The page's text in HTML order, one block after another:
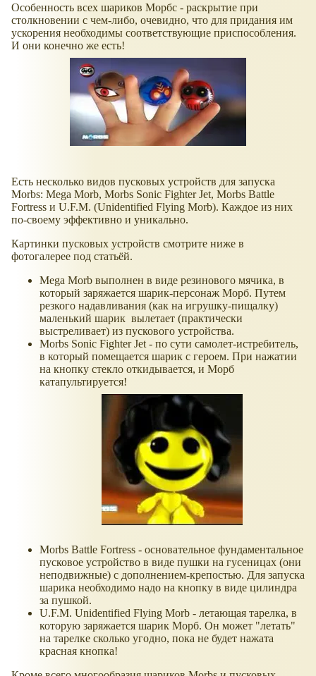
Особенность всех шариков Морбс - раскрытие при
столкновении с чем-либо, очевидно, что для придания им
ускорения необходимы соответствующие приспособления.
И они конечно же есть!
Есть несколько видов пусковых устройств для запуска
Morbs: Mega Morb, Morbs Sonic Fighter Jet, Morbs Battle
Fortress и U.F.M. (Unidentified Flying Morb). Каждое из них
по-своему эффективно и уникально.
Картинки пусковых устройств смотрите ниже в
фотогалерее под статьёй.
Mega Morb выполнен в виде резинового мячика, в
который заряжается шарик-персонаж Морб. Путем
резкого надавливания (как на игрушку-пищалку)
маленький шарик вылетает (практически
выстреливает) из пускового устройства.
Morbs Sonic Fighter Jet - по сути самолет-истребитель,
в который помещается шарик с героем. При нажатии
на кнопку стекло откидывается, и Морб
катапультируется!
Morbs Battle Fortress - основательное фундаментальное
пусковое устройство в виде пушки на гусеницах (они
неподвижные) с дополнением-крепостью. Для запуска
шарика необходимо надо на кнопку в виде цилиндра
за пушкой.
U.F.M. Unidentified Flying Morb - летающая тарелка, в
которую заряжается шарик Морб. Он может "летать"
на тарелке сколько угодно, пока не будет нажата
красная кнопка!